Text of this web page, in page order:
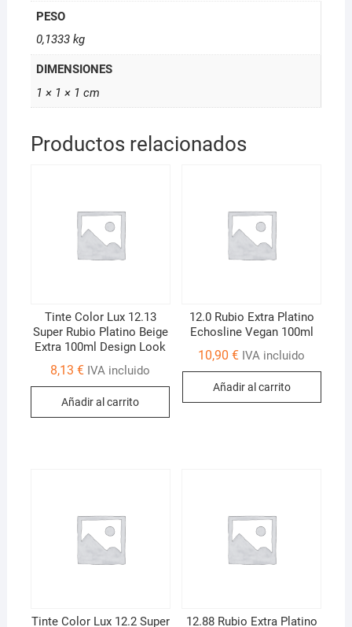
PESO
0,1333 kg
DIMENSIONES
1 × 1 × 1 cm
Productos relacionados
Tinte Color Lux 12.13
Super Rubio Platino Beige
Extra 100ml Design Look
8,13€ IVA incluido
Añadir al carrito
12.0 Rubio Extra Platino
Echosline Vegan 100ml
10,90€ IVA incluido
Añadir al carrito
Tinte Color Lux 12.2 Super 12.88 Rubio Extra Platino